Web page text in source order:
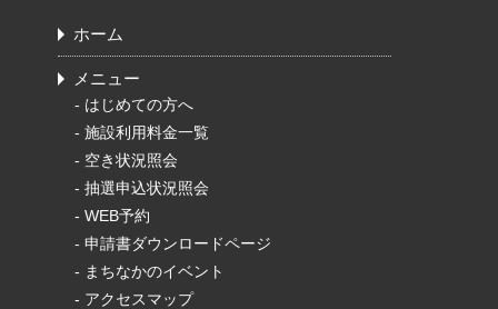
ホーム
メニュー
- はじめての方へ
- 施設利用料金一覧
- 空き状況照会
- 抽選申込状況照会
- WEB予約
- 申請書ダウンロードページ
- まちなかのイベント
- アクセスマップ